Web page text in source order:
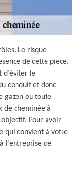
Le risque
de cette pièce.
d’éviter le
conduit et donc
gazon ou toute
de cheminée à
Pour avoir
qui convient à votre
l’entreprise de